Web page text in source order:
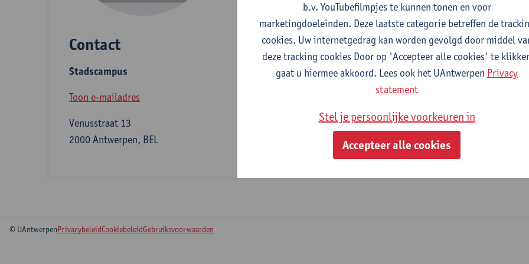
Contact
Stadscampus
Toon e-mailadres
Venusstraat 13
2000 Antwerpen, BEL
Faculteit Rechten - algemeen
Statuut & functies
Bijzonder academisch personeel
© UAntwerpenPrivacybeleidCookiebeleidGebruiksvoorwaarden
b.v. YouTubefilmpjes te kunnen tonen en voor
marketingdoeleinden. Deze laatste categorie betreffen de
cookies. Uw internetgedrag kan worden gevolgd door middel
deze tracking cookies Door op 'Accepteer alle cookies' te
gaat u hiermee akkoord. Lees ook het UAntwerpen Privacy
statement
Stel je persoonlijke voorkeuren in
Accepteer alle cookies